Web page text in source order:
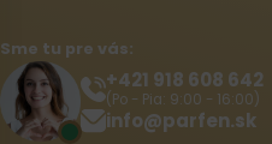
Sme tu pre vás:
+421 918 608 642‬
(Po - Pia: 9:00 - 16:00)
info@parfen.sk